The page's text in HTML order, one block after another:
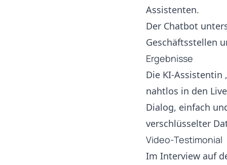
Assistenten.
Der Chatbot
Geschäftsstellen
Ergebnisse
Die KI-
nahtlos in den
Dialog, einfach
verschlüsselter
Video-Testimonial
Im Interview auf